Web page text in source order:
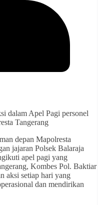
dalam Apel Pagi personel
Tangerang
depan Mapolresta
jajaran Polsek Balaraja
apel pagi yang
Kombes Pol. Baktiar
aksi setiap hari yang
dan mendirikan